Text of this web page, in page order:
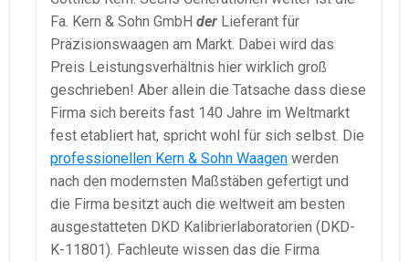
Fa. Kern & Sohn GmbH der Lieferant für
Präzisionswaagen am Markt. Dabei wird das
Preis Leistungsverhältnis hier wirklich groß
geschrieben! Aber allein die Tatsache dass diese
Firma sich bereits fast 140 Jahre im Weltmarkt
fest etabliert hat, spricht wohl für sich selbst. Die
professionellen Kern & Sohn Waagen werden
nach den modernsten Maßstäben gefertigt und
die Firma besitzt auch die weltweit am besten
ausgestatteten DKD Kalibrierlaboratorien (DKD-
K-11801). Fachleute wissen das die Firma